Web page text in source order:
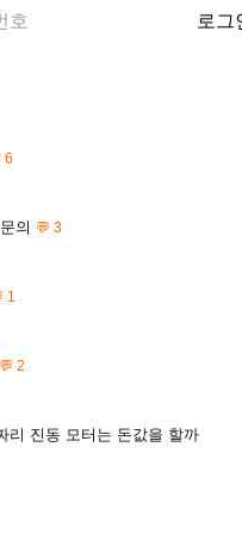
로그
6
의 💬 3
1
💬 2
리 진동 모터는 돈값을 할까